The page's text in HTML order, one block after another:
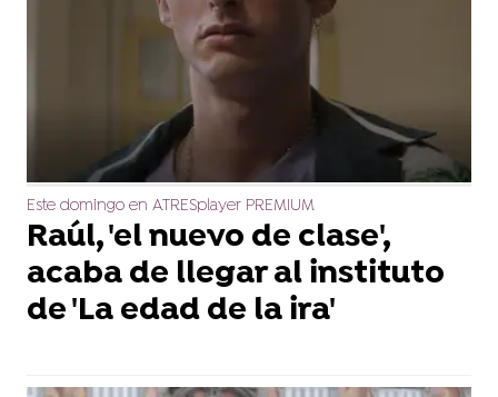
Este domingo en ATRESplayer PREMIUM
Raúl, 'el nuevo de clase',
acaba de llegar al instituto
de 'La edad de la ira'